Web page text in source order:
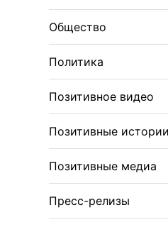
Общество
Политика
Позитивное видео
Позитивные истории
Позитивные медиа
Пресс-релизы